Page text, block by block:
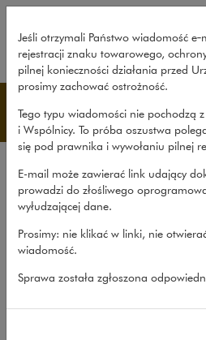
Chambers Europe
Jeśli otrzymali Państwo wiadomość
rejestracji znaku towarowego,
pilnej konieczności działania przed
prosimy zachować ostrożność.
Tego typu wiadomości nie pochodzą
i Wspólnicy. To próba oszustwa
się pod prawnika i wywołaniu pilnej
E-mail może zawierać link udający
prowadzi do złośliwego
wyłudzającej dane.
Prosimy: nie klikać w linki, nie
wiadomość.
Sprawa została zgłoszona